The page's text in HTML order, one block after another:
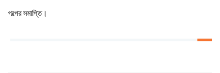
গল্পের সমাপ্তি।